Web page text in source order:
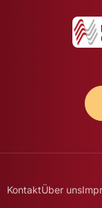
KontaktÜber uns